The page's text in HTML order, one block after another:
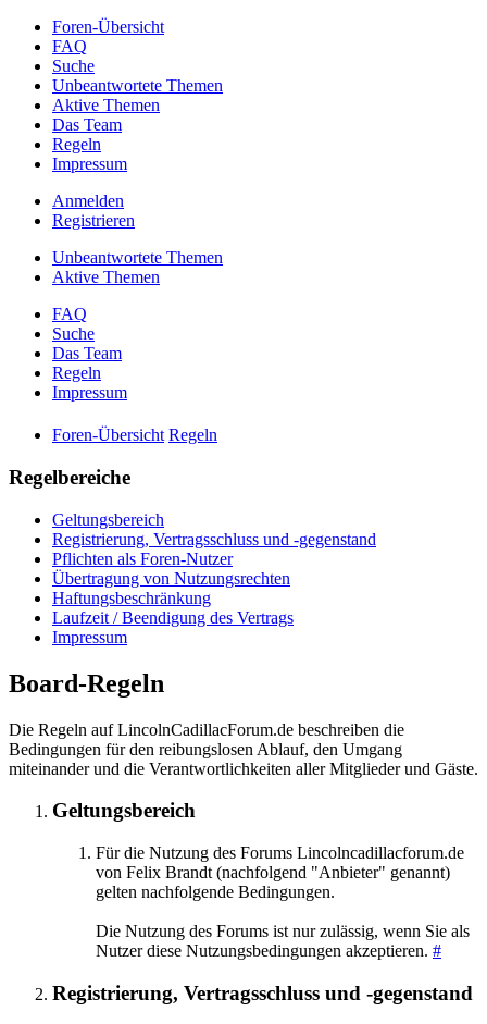
Foren-Übersicht
FAQ
Suche
Unbeantwortete Themen
Aktive Themen
Das Team
Regeln
Impressum
Anmelden
Registrieren
Unbeantwortete Themen
Aktive Themen
FAQ
Suche
Das Team
Regeln
Impressum
Foren-Übersicht Regeln
Regelbereiche
Geltungsbereich
Registrierung, Vertragsschluss und -gegenstand
Pflichten als Foren-Nutzer
Übertragung von Nutzungsrechten
Haftungsbeschränkung
Laufzeit / Beendigung des Vertrags
Impressum
Board-Regeln
Die Regeln auf LincolnCadillacForum.de beschreiben die
Bedingungen für den reibungslosen Ablauf, den Umgang
miteinander und die Verantwortlichkeiten aller Mitglieder und Gäste.
Geltungsbereich
Für die Nutzung des Forums Lincolncadillacforum.de
von Felix Brandt (nachfolgend "Anbieter" genannt)
gelten nachfolgende Bedingungen.
Die Nutzung des Forums ist nur zulässig, wenn Sie als
Nutzer diese Nutzungsbedingungen akzeptieren. #
Registrierung, Vertragsschluss und -gegenstand